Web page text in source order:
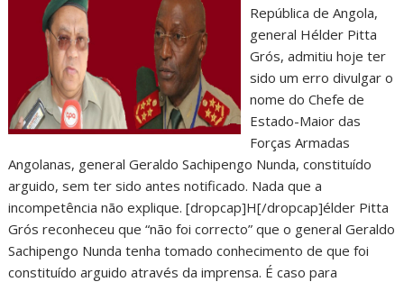
República de Angola,
general Hélder Pitta
Grós, admitiu hoje ter
sido um erro divulgar o
nome do Chefe de
Estado-Maior das
Forças Armadas
Angolanas, general Geraldo Sachipengo Nunda, constituído
arguido, sem ter sido antes notificado. Nada que a
incompetência não explique. [dropcap]H[/dropcap]élder Pitta
Grós reconheceu que “não foi correcto” que o general Geraldo
Sachipengo Nunda tenha tomado conhecimento de que foi
constituído arguido através da imprensa. É caso para